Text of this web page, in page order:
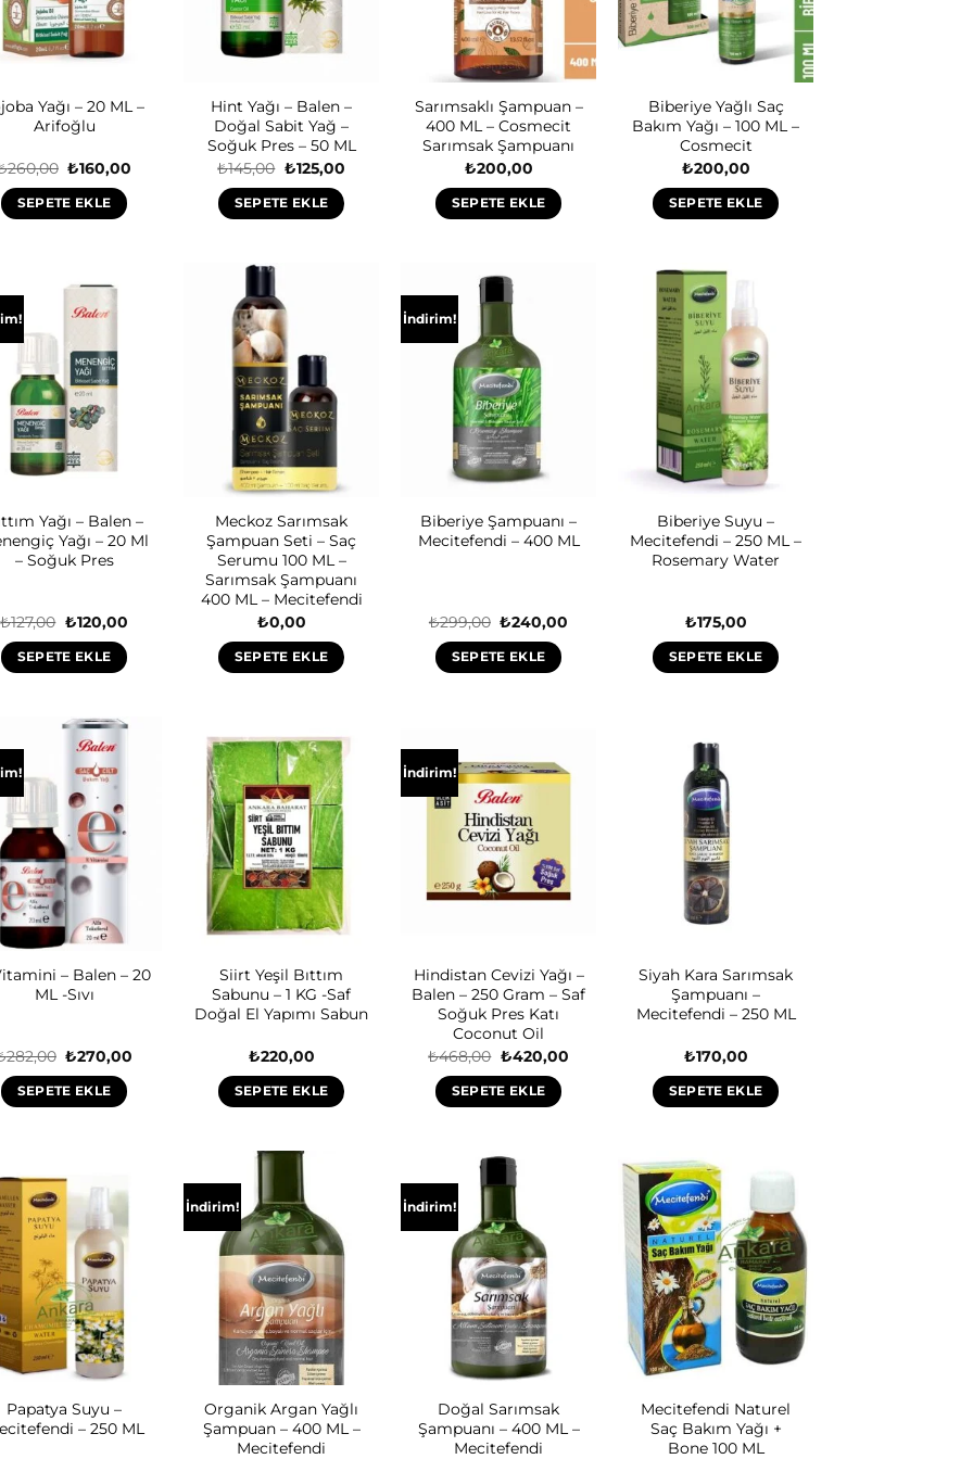
Yağı – 20 ML –
Arifoğlu
260,00 Orijinal
₺260,00.
₺160,00
SEPETE EKLE
Hint Yağı – Balen –
Doğal Sabit Yağ –
Soğuk Pres – 50 ML
₺145,00 Orijinal
fiyat:
₺145,00.
₺125,00Şu
fiyat:
₺125,00.
SEPETE EKLE
Sarımsaklı Şampuan –
400 ML – Cosmecit
Sarımsak Şampuanı
₺200,00
SEPETE EKLE
Biberiye Yağlı Saç
Bakım Yağı – 100 ML –
Cosmecit
₺200,00
SEPETE EKLE
Yağı – Balen –
Yağı – 20 Ml
– Soğuk Pres
₺127,00 Orijinal
₺127,00.
₺120,00Şu
fiyat:
₺120,00.
SEPETE EKLE
Meckoz Sarımsak
Şampuan Seti – Saç
Serumu 100 ML –
Sarımsak Şampuanı
400 ML – Mecitefendi
₺0,00
SEPETE EKLE
İndirim!
Biberiye Şampuanı –
Mecitefendi – 400 ML
₺299,00 Orijinal
₺299,00.
₺240,00
SEPETE EKLE
Biberiye Suyu –
Mecitefendi – 250 ML –
Rosemary Water
₺175,00
SEPETE EKLE
– Balen – 20
ML -Sıvı
282,00 Orijinal
₺282,00.
₺270,00
SEPETE EKLE
Siirt Yeşil Bıttım
Sabunu – 1 KG -Saf
Doğal El Yapımı Sabun
₺220,00
SEPETE EKLE
İndirim!
Hindistan Cevizi Yağı –
Balen – 250 Gram – Saf
Soğuk Pres Katı
Coconut Oil
₺468,00 Orijinal
₺468,00.
₺420,00Şu
SEPETE EKLE
Siyah Kara Sarımsak
Şampuanı –
Mecitefendi – 250 ML
₺170,00
SEPETE EKLE
Papatya Suyu –
– 250 ML
İndirim!
Organik Argan Yağlı
Şampuan – 400 ML –
Mecitefendi
İndirim!
Doğal Sarımsak
Şampuanı – 400 ML –
Mecitefendi
Mecitefendi Naturel
Saç Bakım Yağı +
Bone 100 ML